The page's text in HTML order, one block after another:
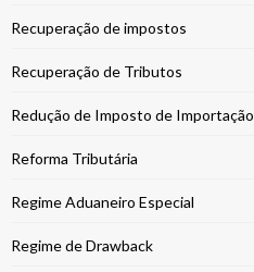
Recuperação de impostos
Recuperação de Tributos
Redução de Imposto de Importação
Reforma Tributária
Regime Aduaneiro Especial
Regime de Drawback